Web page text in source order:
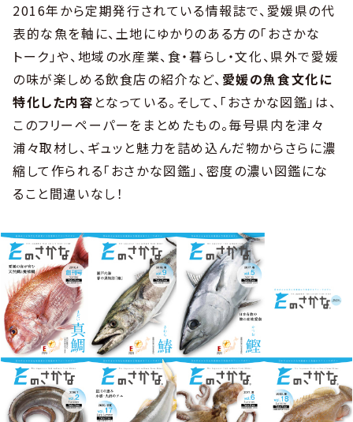
2016年から定期発行されている情報誌で、愛媛県の代
表的な魚を軸に、土地にゆかりのある方の「おさかな
トーク」や、地域の水産業、食・暮らし・文化、県外で愛媛
の味が楽しめる飲食店の紹介など、 愛媛の魚食文化に
特化した内容 となっている。そして、「おさかな図鑑」は、
このフリーペーパーをまとめたもの。毎号県内を津々
浦々取材し、ギュッと魅力を詰め込んだ物からさらに濃
縮して作られる「おさかな図鑑」、密度の濃い図鑑にな
ること間違いなし！